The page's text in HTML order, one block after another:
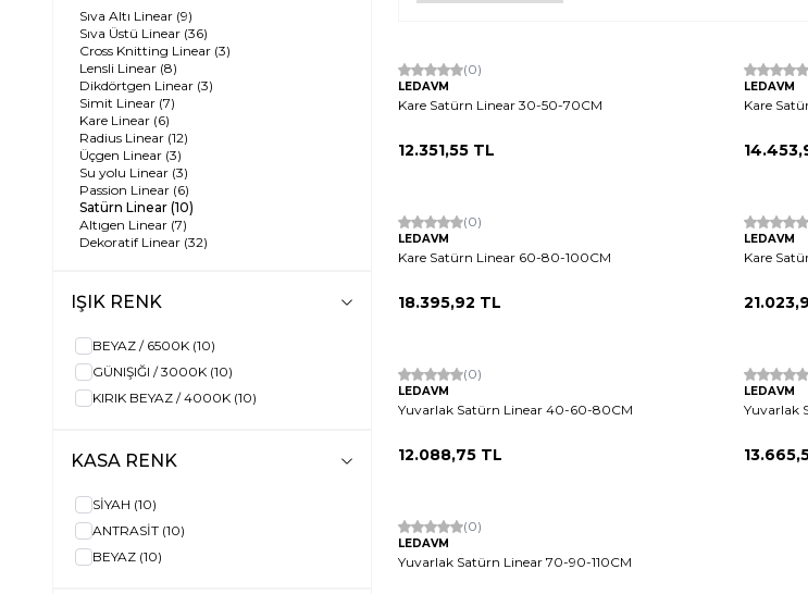
Sıva Altı Linear (9)
Sıva Üstü Linear (36)
Cross Knitting Linear (3)
Lensli Linear (8)
Dikdörtgen Linear (3)
Simit Linear (7)
Kare Linear (6)
Radius Linear (12)
Üçgen Linear (3)
Su yolu Linear (3)
Passion Linear (6)
Satürn Linear (10)
Altıgen Linear (7)
Dekoratif Linear (32)
IŞIK RENK
BEYAZ / 6500K (10)
GÜNIŞIĞI / 3000K (10)
KIRIK BEYAZ / 4000K (10)
KASA RENK
SİYAH (10)
ANTRASİT (10)
BEYAZ (10)
(0)
LEDAVM
Kare Satürn Linear 30-50-70CM
12.351,55 TL
LEDAVM
Kare
(0)
LEDAVM
Kare Satürn Linear 60-80-100CM
18.395,92 TL
LEDAVM
Kare
(0)
LEDAVM
Yuvarlak Satürn Linear 40-60-80CM
12.088,75 TL
LEDAVM
Yuvarlak
(0)
LEDAVM
Yuvarlak Satürn Linear 70-90-110CM